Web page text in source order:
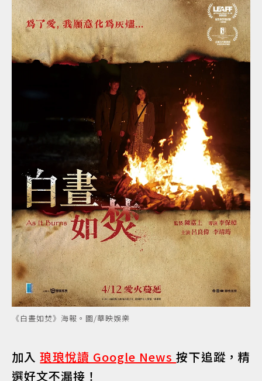
《白晝如焚》海報。圖/華映娛樂
加入琅琅悅讀 Google News按下追蹤，精
選好文不漏接！